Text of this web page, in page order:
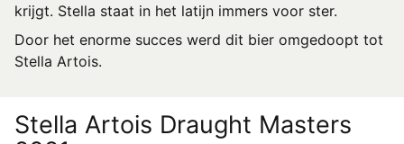
krijgt. Stella staat in het latijn immers voor ster.
Door het enorme succes werd dit bier omgedoopt tot
Stella Artois.
Stella Artois Draught Masters